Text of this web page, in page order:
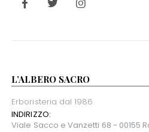
L’ALBERO SACRO
Erboristeria dal 1986
INDIRIZZO:
Viale Sacco e Vanzetti 68 - 00155